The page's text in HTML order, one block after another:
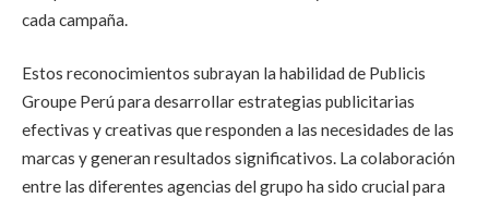
cada campaña.
Estos reconocimientos subrayan la habilidad de Publicis
Groupe Perú para desarrollar estrategias publicitarias
efectivas y creativas que responden a las necesidades de las
marcas y generan resultados significativos. La colaboración
entre las diferentes agencias del grupo ha sido crucial para